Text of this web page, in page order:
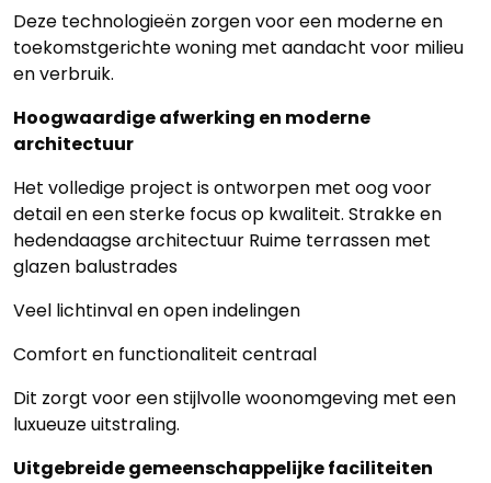
Deze technologieën zorgen voor een moderne en
toekomstgerichte woning met aandacht voor milieu
en verbruik.
Hoogwaardige afwerking en moderne
architectuur
Het volledige project is ontworpen met oog voor
detail en een sterke focus op kwaliteit. Strakke en
hedendaagse architectuur Ruime terrassen met
glazen balustrades
Veel lichtinval en open indelingen
Comfort en functionaliteit centraal
Dit zorgt voor een stijlvolle woonomgeving met een
luxueuze uitstraling.
Uitgebreide gemeenschappelijke faciliteiten